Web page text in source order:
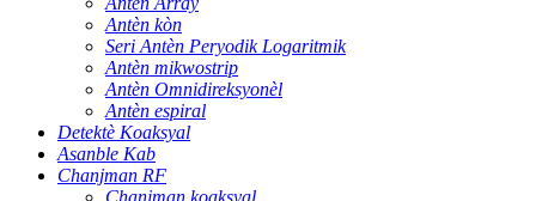
Antèn kòn
Seri Antèn Peryodik Logaritmik
Antèn mikwostrip
Antèn Omnidireksyonèl
Antèn espiral
Detektè Koaksyal
Asanble Kab
Chanjman RF
Chanjman koaksyal